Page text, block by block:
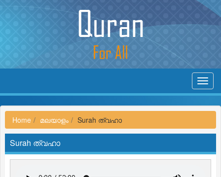
Home മലയാളം Surah ത്വഹാ
Surah ത്വഹാ